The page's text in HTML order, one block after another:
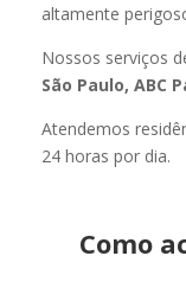
altamente
Nossos serviços
São Paulo, ABC
Atendemos
24 horas por dia.
Como